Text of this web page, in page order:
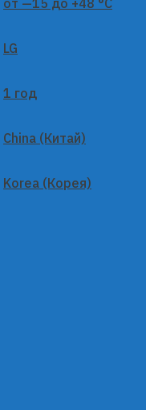
LG
1 год
China (Китай)
Korea (Корея)